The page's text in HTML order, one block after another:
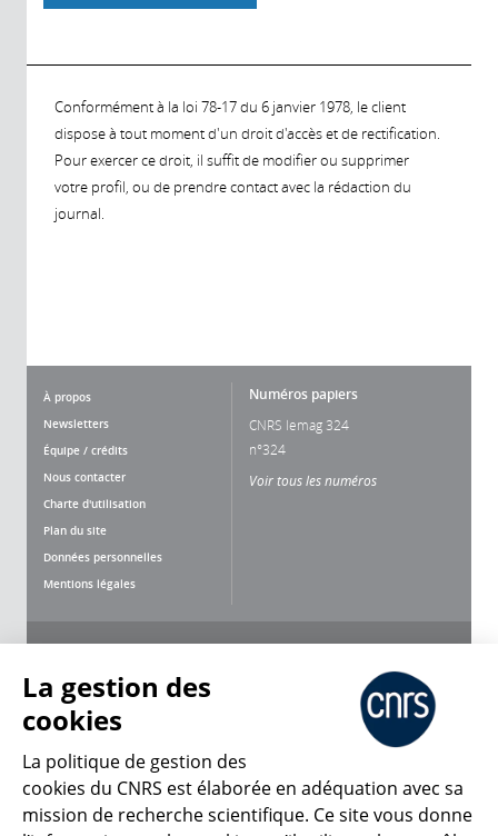
Conformément à la loi 78-17 du 6 janvier 1978, le client
dispose à tout moment d'un droit d'accès et de rectification.
Pour exercer ce droit, il suffit de modifier ou supprimer
votre profil, ou de prendre contact avec la rédaction du
journal.
À propos
Newsletters
Équipe / crédits
Nous contacter
Charte d'utilisation
Plan du site
Données personnelles
Mentions légales
Numéros papiers
CNRS lemag 324
n°324
Voir tous les numéros
CNRS Le Mag
La gestion des
cookies
La politique de gestion des
cookies du CNRS est élaborée en adéquation avec sa
mission de recherche scientifique. Ce site vous donne